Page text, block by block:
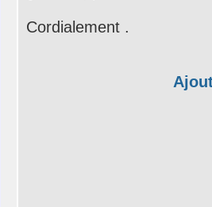
Cordialement .